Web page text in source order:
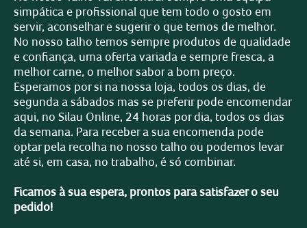
simpática e profissional que tem todo o gosto em
servir, aconselhar e sugerir o que temos de melhor.
No nosso talho temos sempre produtos de qualidade
e confiança, uma oferta variada e sempre fresca, a
melhor carne, o melhor sabor a bom preço.
Esperamos por si na nossa loja, todos os dias, de
segunda a sábados mas se preferir pode encomendar
aqui, no Silau Online, 24 horas por dia, todos os dias
da semana. Para receber a sua encomenda pode
optar pela recolha no nosso talho ou podemos levar
até si, em casa, no trabalho, é só combinar.
Ficamos à sua espera, prontos para satisfazer o seu
pedido!